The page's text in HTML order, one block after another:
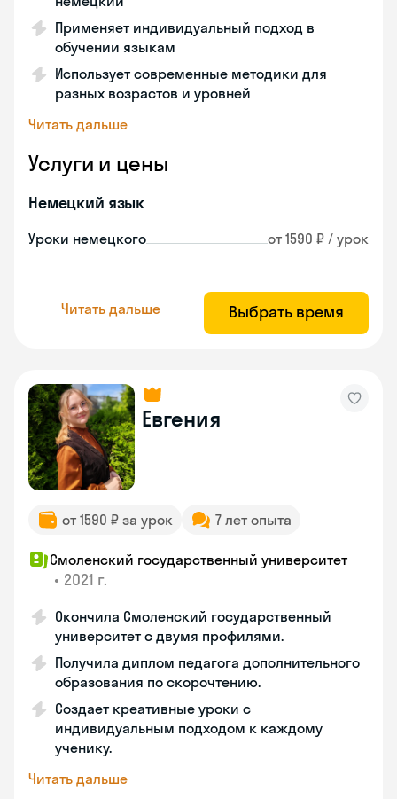
Применяет индивидуальный подход в
обучении языкам
Использует современные методики для
разных возрастов и уровней
Читать дальше
Услуги и цены
Немецкий язык
Уроки немецкого от 1590 ₽ / урок
Читать дальше Выбрать время
Евгения
от 1590 ₽ за урок 7 лет опыта
Смоленский государственный университет
• 2021 г.
Окончила Смоленский государственный
университет с двумя профилями.
Получила диплом педагога дополнительного
образования по скорочтению.
Создает креативные уроки с
индивидуальным подходом к каждому
ученику.
Читать дальше